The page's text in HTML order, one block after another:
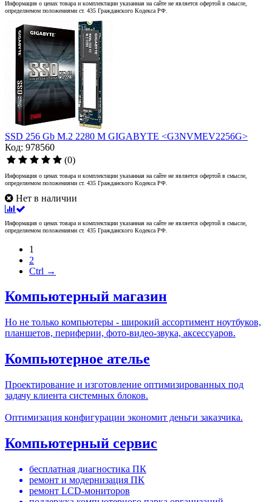
Информация о ценах товара и комплектации указанная на сайте не является офертой в смысле,
определяемом положениями ст. 435 Гражданского Кодекса РФ.
SSD 256 Gb M.2 2280 M GIGABYTE <G3NVMEV2256G>
Код: 978560
(0)
Информация о ценах товара и комплектации указанная на сайте не является офертой в смысле,
определяемом положениями ст. 435 Гражданского Кодекса РФ.
Нет в наличии
Информация о ценах товара и комплектации указанная на сайте не является офертой в смысле,
определяемом положениями ст. 435 Гражданского Кодекса РФ.
1
2
Ctrl →
Компьютерный магазин
Но не только компьютеры - широкий ассортимент ноутбуков,
планшетов, периферии, фото-видео-звука, аксессуаров.
Компьютерное ателье
Проектирование и изготовление оптимизированных под
задачу клиента системных блоков.
Оптимизация конфигурации экономит деньги заказчика.
Компьютерный сервис
бесплатная диагностика ПК
ремонт и модернизация ПК
ремонт LCD-мониторов